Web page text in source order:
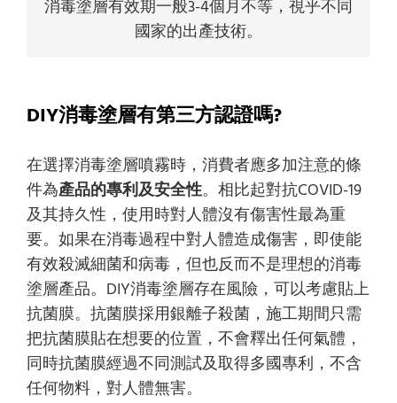
消毒塗層有效期一般3-4個月不等，視乎不同
國家的出產技術。
DIY消毒塗層有第三方認證嗎?
在選擇消毒塗層噴霧時，消費者應多加注意的條
件為產品的專利及安全性。相比起對抗COVID-19
及其持久性，使用時對人體沒有傷害性最為重
要。如果在消毒過程中對人體造成傷害，即使能
有效殺滅細菌和病毒，但也反而不是理想的消毒
塗層產品。DIY消毒塗層存在風險，可以考慮貼上
抗菌膜。抗菌膜採用銀離子殺菌，施工期間只需
把抗菌膜貼在想要的位置，不會釋出任何氣體，
同時抗菌膜經過不同測試及取得多國專利，不含
任何物料，對人體無害。